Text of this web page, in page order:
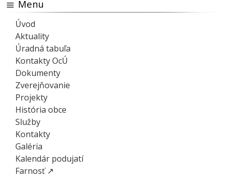
Menu
Úvod
Aktuality
Úradná tabuľa
Kontakty OcÚ
Dokumenty
Zverejňovanie
Projekty
História obce
Služby
Kontakty
Galéria
Kalendár podujatí
Farnosť ↗